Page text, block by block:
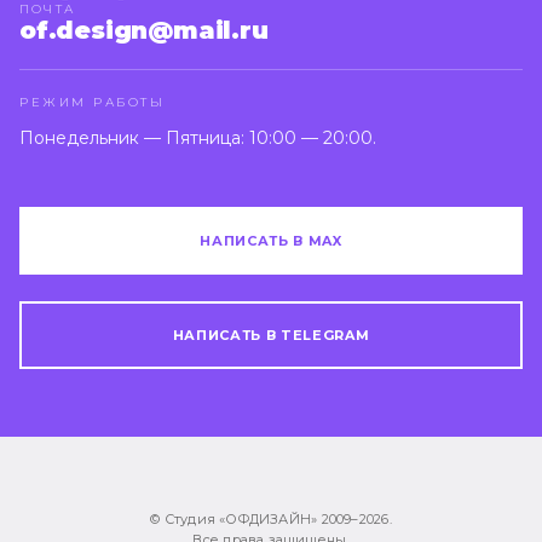
ПОЧТА
of.design@mail.ru
РЕЖИМ РАБОТЫ
Понедельник — Пятница: 10:00 — 20:00.
НАПИСАТЬ В MAX
НАПИСАТЬ В TELEGRAM
© Студия «ОФДИЗАЙН» 2009–2026